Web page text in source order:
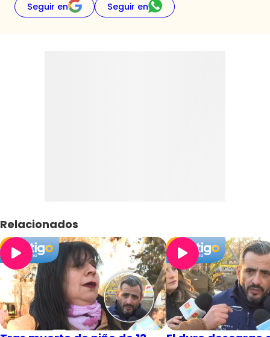
Seguir en Seguir en
Relacionados